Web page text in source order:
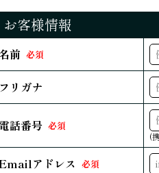
お客様情報
名前 必須
フリガナ
電話番号 必須
(
アドレス 必須